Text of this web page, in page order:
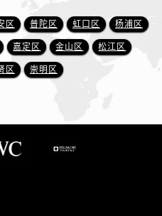
区 普陀区 虹口区 杨浦区
嘉定区 金山区 松江区
区 崇明区